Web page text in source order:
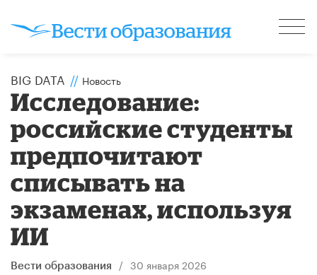
BIG DATA // Новость
Исследование:
российские студенты
предпочитают
списывать на
экзаменах, используя
ИИ
Вести образования / 30 января 2026